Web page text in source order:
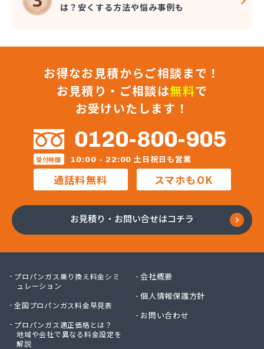
は？安くする方法や悩み事例も
お得なお見積からご相談まで！
お見積り・ご相談は無料で
お受けいたします！
0120-800-905
受付時間 10:00 - 22:00 土日祝日も営業
通話料無料 スマホもOK
お見積り・お問い合せはコチラ
プロパンガス乗り換え料金シミ
ュレーション
全国プロパンガス料金早見表
プロパンガス適正価格とは？
地域や会社で異なる料金設定を
解説
会社概要
個人情報保護方針
お問い合わせ